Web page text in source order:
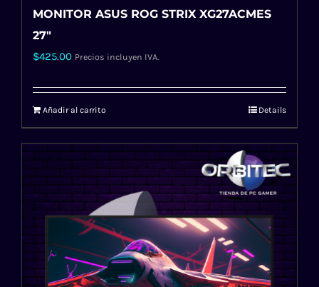
MONITOR ASUS ROG STRIX XG27ACMES
27″
$425.00 Precios incluyen IVA.
Añadir al carrito Details